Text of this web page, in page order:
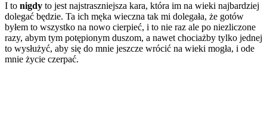
I to nigdy to jest najstraszniejsza kara, która im na wieki najbardziej
dolegać będzie. Ta ich męka wieczna tak mi dolegała, że gotów
byłem to wszystko na nowo cierpieć, i to nie raz ale po niezliczone
razy, abym tym potępionym duszom, a nawet chociażby tylko jednej
to wysłużyć, aby się do mnie jeszcze wrócić na wieki mogła, i ode
mnie życie czerpać.